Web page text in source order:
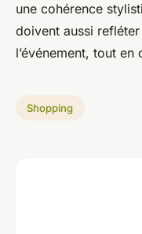
une cohérence
doivent aussi
l’événement, tout
Shopping